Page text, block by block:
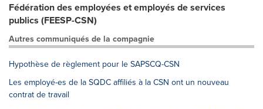
Fédération des employées et employés de services
publics (FEESP-CSN)
Autres communiqués de la compagnie
Hypothèse de règlement pour le SAPSCQ-CSN
Les employé-es de la SQDC affiliés à la CSN ont un nouveau
contrat de travail